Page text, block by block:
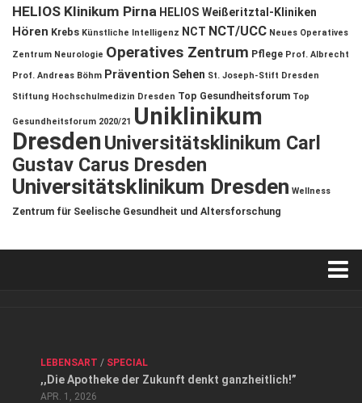
HELIOS Klinikum Pirna HELIOS Weißeritztal-Kliniken
Hören Krebs Künstliche Intelligenz NCT NCT/UCC Neues Operatives
Zentrum Neurologie Operatives Zentrum Pflege Prof. Albrecht
Prof. Andreas Böhm Prävention Sehen St. Joseph-Stift Dresden
Stiftung Hochschulmedizin Dresden Top Gesundheitsforum Top
Gesundheitsforum 2020/21 Uniklinikum
DresdenUniversitätsklinikum Carl
Gustav Carus Dresden
Universitätsklinikum Dresden Wellness
Zentrum für Seelische Gesundheit und Altersforschung
Datenschutzerklärung
Top Magazin Dresden / Ostsachsen
LEBENSART / SPECIAL
,,Die Apotheke der Zukunft denkt ganzheitlich!”
APR. 1, 2026